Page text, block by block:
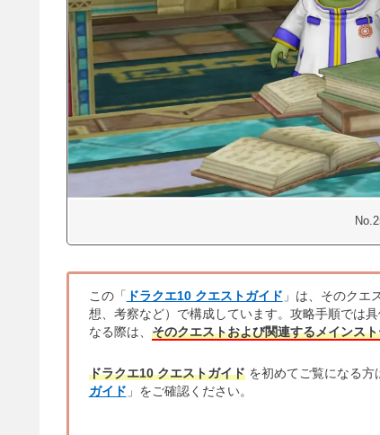
この「 ドラクエ10 クエストガイド 」は、そのクエ
想、考察など）で構成しています。攻略手順では
なる際は、 そのクエストおよび関連するメインス
ドラクエ10 クエストガイドを初めてご覧になる方
ガイド 」をご確認ください。